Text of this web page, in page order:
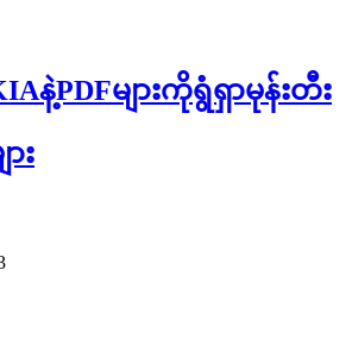
နဲ့PDFများကိုရွံရှာမုန်းတီး
း